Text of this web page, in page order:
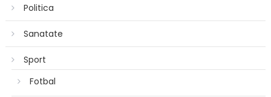
Politica
Sanatate
Sport
Fotbal